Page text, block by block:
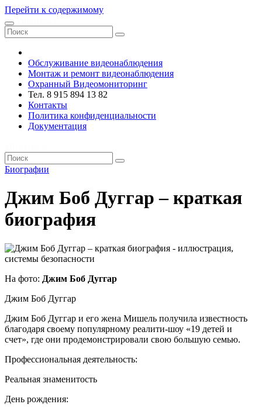
Перейти к содержимому
Обслуживание видеонаблюдения
Монтаж и ремонт видеонаблюдения
Охранный Видеомониторинг
Тел. 8 915 894 13 82
Контакты
Политика конфиденциальности
Документация
Биографии
Джим Боб Дуггар – краткая
биография
На фото: Джим Боб Дуггар
Джим Боб Дуггар
Джим Боб Дуггар и его жена Мишель получила известность
благодаря своему популярному реалити-шоу «19 детей и
счет», где они продемонстрировали свою большую семью.
Профессиональная деятельность:
Реальная знаменитость
День рождения: